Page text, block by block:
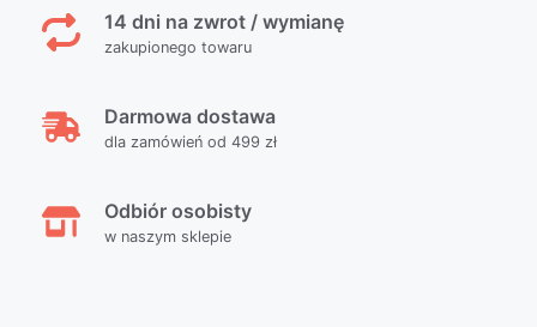
14 dni na zwrot / wymianę
zakupionego towaru
Darmowa dostawa
dla zamówień od 499 zł
Odbiór osobisty
w naszym sklepie